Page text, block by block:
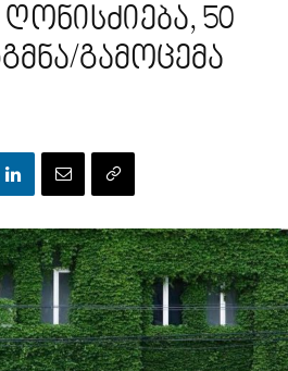
50
გამოცემა